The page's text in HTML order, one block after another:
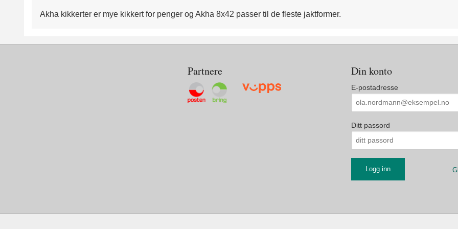
Akha kikkerter er mye kikkert for penger og Akha 8x42 passer til de fleste jaktformer.
Partnere Din konto
E-postadresse
Ditt passord